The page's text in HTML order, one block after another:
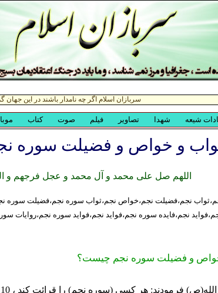
و خواص و فضیلت سوره
اللهم صل علی محمد و آل محمد و عجل فرجهم و
و فضیلت سوره نجم چیست؟
نجم،فضیلت نجم،خواص نجم،ثواب سوره نجم،فضیلت سوره
نجم،فایده سوره نجم،فواید نجم،فواید سوره نجم،روایات